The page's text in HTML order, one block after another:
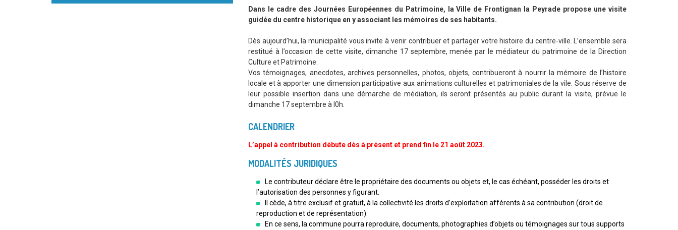
Dans le cadre des Journées Européennes du Patrimoine, la Ville de Frontignan la Peyrade propose une visite
guidée du centre historique en y associant les mémoires de ses habitants.
Dès aujourd’hui, la municipalité vous invite à venir contribuer et partager votre histoire du centre-ville. L’ensemble sera
restitué à l’occasion de cette visite, dimanche 17 septembre, menée par le médiateur du patrimoine de la Direction
Culture et Patrimoine.
Vos témoignages, anecdotes, archives personnelles, photos, objets, contribueront à nourrir la mémoire de l’histoire
locale et à apporter une dimension participative aux animations culturelles et patrimoniales de la vile. Sous réserve de
leur possible insertion dans une démarche de médiation, ils seront présentés au public durant la visite, prévue le
dimanche 17 septembre à I0h.
CALENDRIER
L’appel à contribution débute dès à présent et prend fin le 21 août 2023.
MODALITÉS JURIDIQUES
Le contributeur déclare être le propriétaire des documents ou objets et, le cas échéant, posséder les droits et
l’autorisation des personnes y figurant.
Il cède, à titre exclusif et gratuit, à la collectivité les droits d’exploitation afférents à sa contribution (droit de
reproduction et de représentation).
En ce sens, la commune pourra reproduire, documents, photographies d’objets ou témoignages sur tous supports